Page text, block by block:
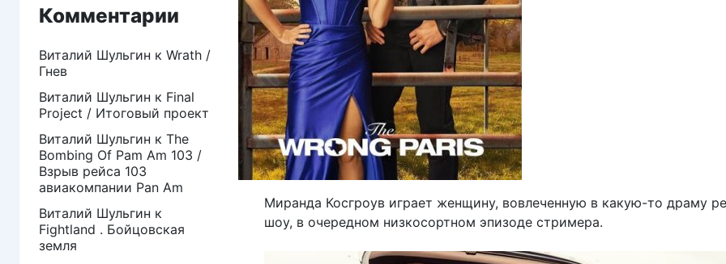
Миранда Косгроув играет женщину, вовлеченную в какую-то драму
шоу, в очередном низкосортном эпизоде ​​стримера.
Комментарии
Виталий Шульгин к Wrath /
Гнев
Виталий Шульгин к Final
Project / Итоговый проект
Виталий Шульгин к The
Bombing Of Pam Am 103 /
Взрыв рейса 103
авиакомпании Pan Am
Виталий Шульгин к
Fightland . Бойцовская
земля